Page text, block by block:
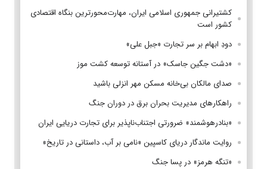
کشتیرانی جمهوری اسلامی ایران، مهارت‌محورترین بنگاه اقتصادی
کشور است
دودِ ابهام بر سر تجارت «جبل علی»
«دشت جگین جاسک» در آستانه توسعه کشت موز
صدای مالکان بی‌خانه مسکن مهر انزلی باشید
راهکارهای مدیریت بحران برق در دوران جنگ
«بنادرهوشمند» ضرورتی اجتناب‌ناپذیر برای تجارت دریایی ایران
روایت ماندگار دریای کاسپین «نامی بر آب، داستانی در تاریخ»
«تنگه هرمز» در پسا جنگ